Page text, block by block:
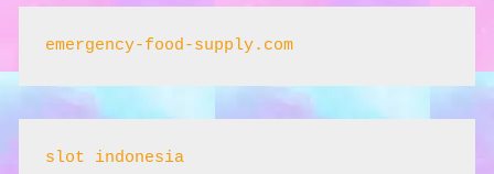
emergency-food-supply.com
slot indonesia